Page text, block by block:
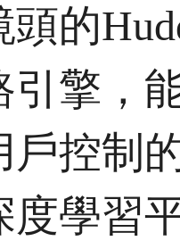
頭的
引擎，
戶控制
度學習